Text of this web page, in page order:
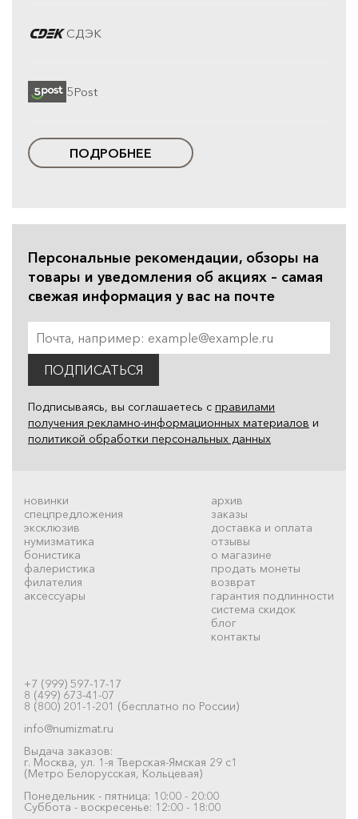
СДЭК
5Post
ПОДРОБНЕЕ
Персональные рекомендации, обзоры на
товары и уведомления об акциях – самая
свежая информация у вас на почте
ПОДПИСАТЬСЯ
Подписываясь, вы соглашаетесь с правилами
получения рекламно-информационных материалов и
политикой обработки персональных данных
новинки
спецпредложения
эксклюзив
нумизматика
бонистика
фалеристика
филателия
аксессуары
архив
заказы
доставка и оплата
отзывы
о магазине
продать монеты
возврат
гарантия подлинности
система скидок
блог
контакты
+7 (999) 597-17-17
8 (499) 673-41-07
8 (800) 201-1-201 (бесплатно по России)
info@numizmat.ru
Выдача заказов:
г. Москва, ул. 1-я Тверская-Ямская 29 с1
(Метро Белорусская, Кольцевая)
Понедельник - пятница: 10:00 - 20:00
Суббота - воскресенье: 12:00 - 18:00